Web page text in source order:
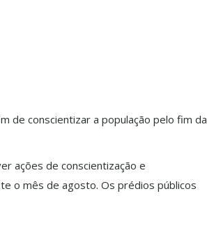
de conscientizar a população pelo fim da
ações de conscientização e
o mês de agosto. Os prédios públicos